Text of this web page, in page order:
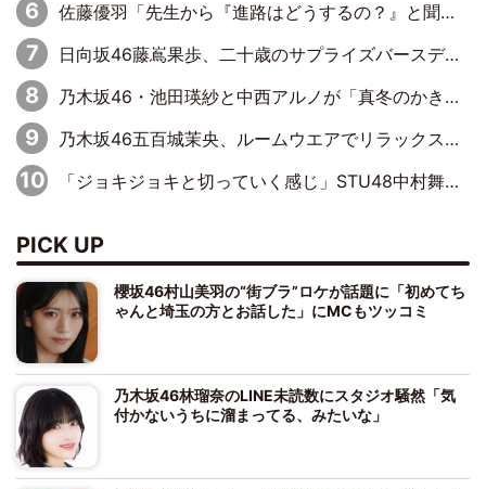
佐藤優羽「先生から『進路はどうするの？』と聞かれて。『実は……』とXのトレンドで1位になっているスマホを見せました」【日向坂46『五期生LIVE』開催記念 五期生“変革”ドキュメンタリー③】
日向坂46藤嶌果歩、二十歳のサプライズバースデーに大喜び「頼られる先輩になれるように努力していきたい」
乃木坂46・池田瑛紗と中西アルノが「真冬のかき氷」騒動で火花散らす！ 因縁の裏にあるのは、逆境をともに“凌”ぐ似た者同士の絆
乃木坂46五百城茉央、ルームウエアでリラックス「今回のグラビアを見て成長を感じていただけるとうれしい」
「ジョキジョキと切っていく感じ」STU48中村舞、新しい挑戦は自らの手で
PICK UP
櫻坂46村山美羽の“街ブラ”ロケが話題に「初めてち
ゃんと埼玉の方とお話した」にMCもツッコミ
乃木坂46林瑠奈のLINE未読数にスタジオ騒然「気
付かないうちに溜まってる、みたいな」